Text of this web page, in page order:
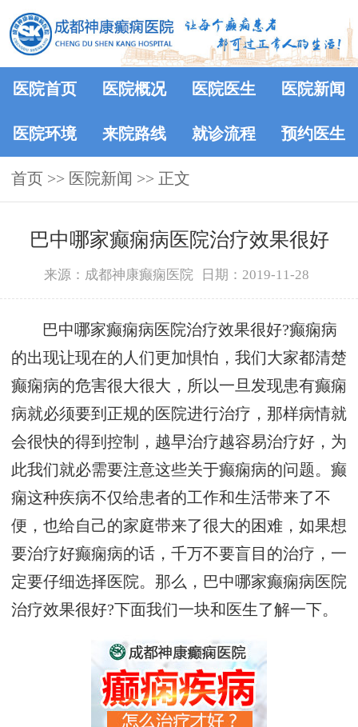
医院首页 医院概况 医院医生 医院新闻
医院环境 来院路线 就诊流程 预约医生
首页 >> 医院新闻 >> 正文
巴中哪家癫痫病医院治疗效果很好
来源：成都神康癫痫医院 日期：2019-11-28
巴中哪家癫痫病医院治疗效果很好?癫痫病
的出现让现在的人们更加惧怕，我们大家都清楚
癫痫病的危害很大很大，所以一旦发现患有癫痫
病就必须要到正规的医院进行治疗，那样病情就
会很快的得到控制，越早治疗越容易治疗好，为
此我们就必需要注意这些关于癫痫病的问题。癫
痫这种疾病不仅给患者的工作和生活带来了不
便，也给自己的家庭带来了很大的困难，如果想
要治疗好癫痫病的话，千万不要盲目的治疗，一
定要仔细选择医院。那么，巴中哪家癫痫病医院
治疗效果很好?下面我们一块和医生了解一下。